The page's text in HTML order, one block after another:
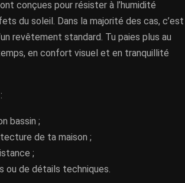
conçues pour résister à l’humidité
du soleil. Dans la majorité des cas, c’est
revêtement standard. Tu paies plus au
en confort visuel et en tranquillité
bassin ;
de ta maison ;
;
ou de détails techniques.